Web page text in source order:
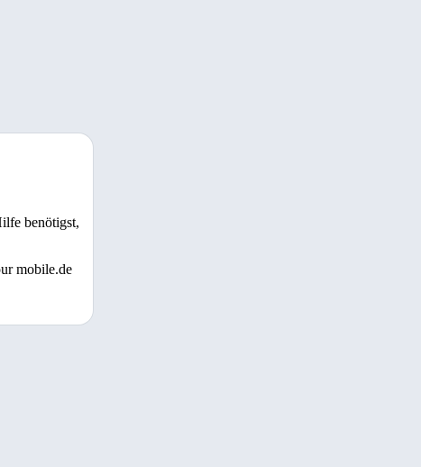
benötigst,
mobile.de